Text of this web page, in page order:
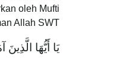
oleh Mufti
Allah SWT:
يَا أَيُّهَا